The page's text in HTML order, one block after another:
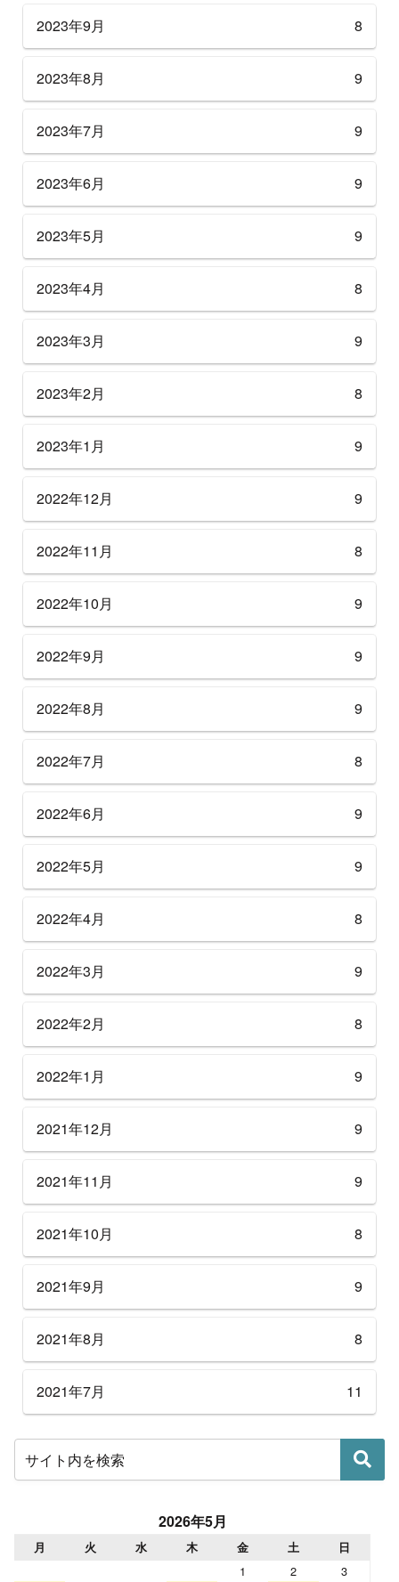
2023年9月 8
2023年8月 9
2023年7月 9
2023年6月 9
2023年5月 9
2023年4月 8
2023年3月 9
2023年2月 8
2023年1月 9
2022年12月 9
2022年11月 8
2022年10月 9
2022年9月 9
2022年8月 9
2022年7月 8
2022年6月 9
2022年5月 9
2022年4月 8
2022年3月 9
2022年2月 8
2022年1月 9
2021年12月 9
2021年11月 9
2021年10月 8
2021年9月 9
2021年8月 8
2021年7月 11
2026年5月
月 火 水 木 金 土 日
1 2 3